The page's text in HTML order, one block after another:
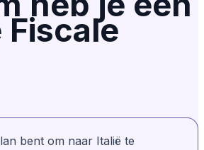
Geverifieerd
Staten
en nemen de tijd om het
ze je er stap voor stap
is geweldig!
Fiscale
bent om naar Italië te